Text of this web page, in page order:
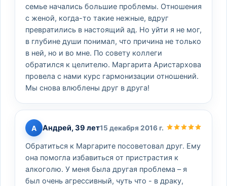
семье начались большие проблемы. Отношения
с женой, когда-то такие нежные, вдруг
превратились в настоящий ад. Но уйти я не мог,
в глубине души понимал, что причина не только
в ней, но и во мне. По совету коллеги
обратился к целителю. Маргарита Аристархова
провела с нами курс гармонизации отношений.
Мы снова влюблены друг в друга!
А Андрей, 39 лет15 декабря 2016 г.
Обратиться к Маргарите посоветовал друг. Ему
она помогла избавиться от пристрастия к
алкоголю. У меня была другая проблема – я
был очень агрессивный, чуть что - в драку,